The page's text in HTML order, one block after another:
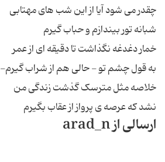
چقدر می شود آیا از این شب های مهتابی
شبانه تور بیندازم و حباب گیرم
خمار دغدغه نگذاشت تا دقیقه ای از عمر
به قول چشم تو - حالی هم از شراب گیرم-
خلاصه مثل مترسک گذشت زندگی من
نشد که عرصه ی پرواز از عقاب بگیرم
ارسالی از arad_n